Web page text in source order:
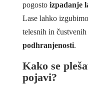
pogosto izpadanje
Lase lahko
telesnih in čustvenih
podhranjenosti.
Kako se
pojavi?